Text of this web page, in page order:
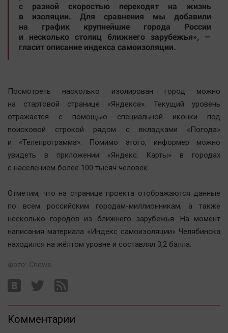
Медицина
Новости компаний
Прогулки по городу Ч
Статистика
Челябинск космический
Другие рубрики
Online-консультация
Афиша
Быстрый медиазавод
Гороскоп
ЖКХ
с разной скоростью переходят на жизнь
в изоляции. Для сравнения мы добавили
на график крупнейшие города России
и несколько столиц ближнего зарубежья», —
гласит описание индекса самоизоляции.
Посмотреть насколько изолирован город можно
на стартовой странице «Яндекса». Текущий уровень
отражается с помощью специальной иконки под
поисковой строкой рядом с вкладками «Погода»
и «Телепрограмма». Помимо этого, информер можно
увидеть в приложении «Яндекс. Карты» в городах
с наcелением более 100 тысяч человек.
Отметим, что на странице проекта отображаются данные
по всем российским городам-миллионникам, а также
несколько городов из ближнего зарубежья. На момент
написания материала «Индекс самоизоляции» Челябинска
находился на жёлтом уровне и составлял 3,2 балла.
Фото: Cnews
Комментарии